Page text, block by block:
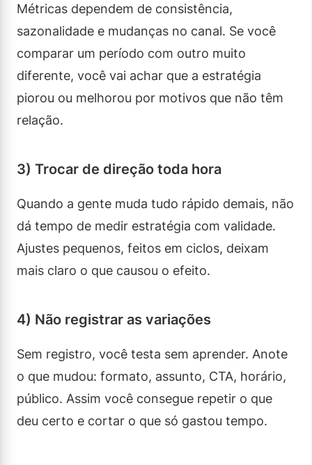
Métricas dependem de consistência,
sazonalidade e mudanças no canal. Se você
comparar um período com outro muito
diferente, você vai achar que a estratégia
piorou ou melhorou por motivos que não têm
relação.
3) Trocar de direção toda hora
Quando a gente muda tudo rápido demais, não
dá tempo de medir estratégia com validade.
Ajustes pequenos, feitos em ciclos, deixam
mais claro o que causou o efeito.
4) Não registrar as variações
Sem registro, você testa sem aprender. Anote
o que mudou: formato, assunto, CTA, horário,
público. Assim você consegue repetir o que
deu certo e cortar o que só gastou tempo.